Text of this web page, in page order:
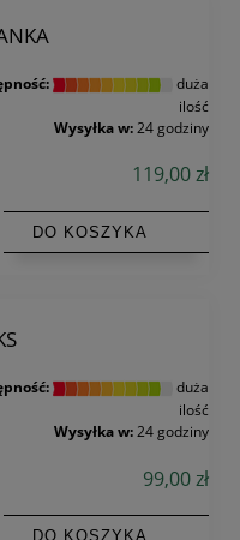
duża
ilość
Wysyłka w: 24 godziny
119,00 zł
DO KOSZYKA
duża
ilość
Wysyłka w: 24 godziny
99,00 zł
DO KOSZYKA